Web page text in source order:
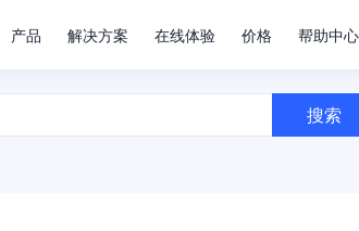
产品 解决方案 在线体验 价格 帮助中心
搜索